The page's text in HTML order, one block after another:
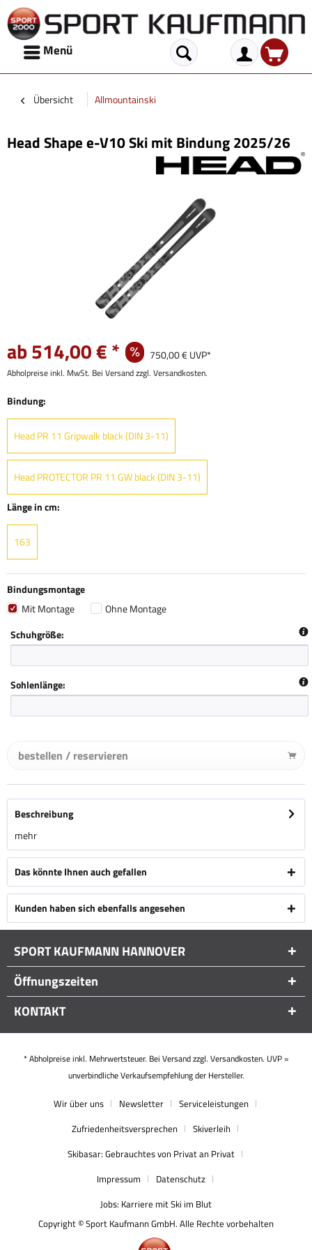
Menü
Übersicht Allmountainski
Head Shape e-V10 Ski mit Bindung 2025/26
ab 514,00 € * 750,00 € UVP*
Abholpreise inkl. MwSt. Bei Versand zzgl. Versandkosten.
Bindung:
Head PR 11 Gripwalk black (DIN 3-11)
Head PROTECTOR PR 11 GW black (DIN 3-11)
Länge in cm:
163
Bindungsmontage
Mit Montage
Ohne Montage
Schuhgröße:
Sohlenlänge:
bestellen / reservieren
Beschreibung
mehr
Das könnte Ihnen auch gefallen
Kunden haben sich ebenfalls angesehen
SPORT KAUFMANN HANNOVER
Öffnungszeiten
KONTAKT
* Abholpreise inkl. Mehrwertsteuer. Bei Versand zzgl. Versandkosten. UVP =
unverbindliche Verkaufsempfehlung der Hersteller.
Wir über uns Newsletter
Serviceleistungen
Zufriedenheitsversprechen
Skiverleih
Skibasar: Gebrauchtes von Privat an Privat
Impressum
Datenschutz
Jobs: Karriere mit Ski im Blut
Copyright © Sport Kaufmann GmbH. Alle Rechte vorbehalten